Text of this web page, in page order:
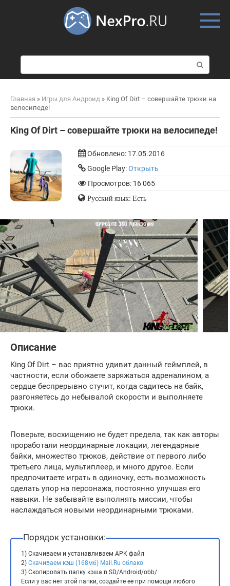
о
и
к
Главная » Игры для Андроид » King Of Dirt – совершайте трюки на
велосипеде!
King Of Dirt – совершайте трюки на велосипеде!
Обновлено: 17.05.2016
Google Play:Открыть
Просмотров: 16 065
Русский язык: Есть
Описание
King Of Dirt – вас приятно удивит данный геймплей, в
частности, если обожаете заряжаться адреналином, а
сердце беспрерывно стучит, когда садитесь на байк,
разгоняетесь до небывалой скорости и выполняете
трюки.
Поверьте, восхищению не будет предела, так как авторы
проработали неординарные локации, легендарные
байки, множество трюков, действие от первого либо
третьего лица, мультиплеер, и много другое. Если
предпочитаете играть в одиночку, есть возможность
сделать упор на персонажа, постоянно улучшая его
навыки. Не забывайте выполнять миссии, чтобы
наслаждаться новыми неординарными трюками.
Порядок установки:
1) Скачиваем и устанавливаем APK файл
2) Скачиваем кэш (168мб) Mail.Ru облако
3) Скопировать папку кэша в SD/Android/obb/
Если у вас нет этой папки, создайте ее при помощи любого